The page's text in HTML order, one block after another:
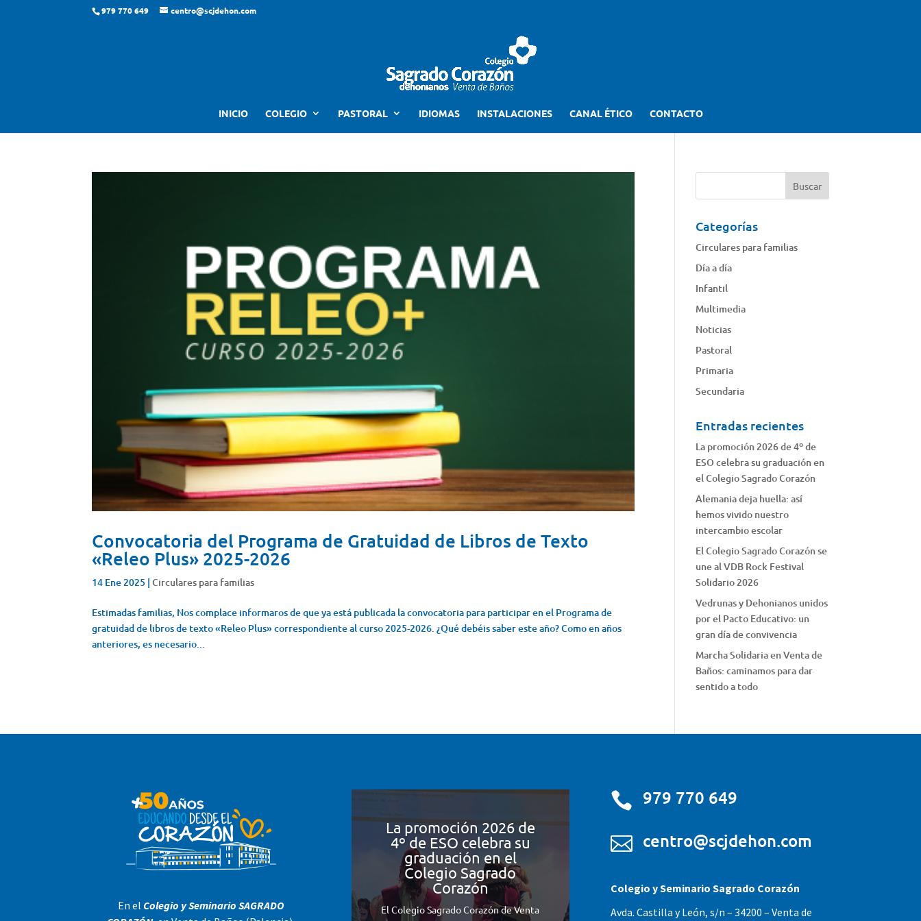
979 770 649 centro@scjdehon.com
INICIO COLEGIO PASTORAL IDIOMAS INSTALACIONES CANAL ÉTICO CONTACTO
Convocatoria del Programa de Gratuidad de Libros de Texto
«Releo Plus» 2025-2026
14 Ene 2025 |Circulares para familias
Estimadas familias, Nos complace informaros de que ya está publicada la convocatoria para participar en el Programa de
gratuidad de libros de texto «Releo Plus» correspondiente al curso 2025-2026. ¿Qué debéis saber este año? Como en años
anteriores, es necesario...
Categorías
Circulares para familias
Día a día
Infantil
Multimedia
Noticias
Pastoral
Primaria
Secundaria
Entradas recientes
La promoción 2026 de 4º de
ESO celebra su graduación en
el Colegio Sagrado Corazón
Alemania deja huella: así
hemos vivido nuestro
intercambio escolar
El Colegio Sagrado Corazón se
une al VDB Rock Festival
Solidario 2026
Vedrunas y Dehonianos unidos
por el Pacto Educativo: un
gran día de convivencia
Marcha Solidaria en Venta de
Baños: caminamos para dar
sentido a todo
En el Colegio y Seminario SAGRADO
La promoción 2026 de
4º de ESO celebra su
graduación en el
Colegio Sagrado
Corazón
El Colegio Sagrado Corazón de Venta
 979 770 649
 centro@scjdehon.com
Colegio y Seminario Sagrado Corazón
Avda. Castilla y León, s/n – 34200 – Venta de